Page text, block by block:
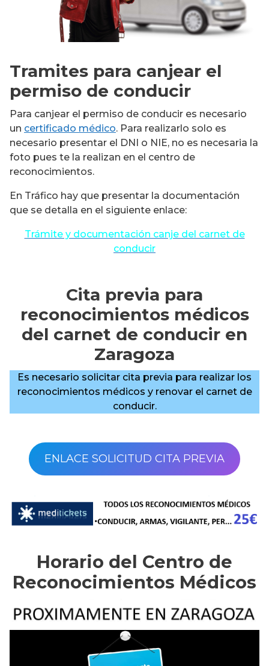
Tramites para canjear el
permiso de conducir
Para canjear el permiso de conducir es necesario
un certificado médico. Para realizarlo solo es
necesario presentar el DNI o NIE, no es necesaria la
foto pues te la realizan en el centro de
reconocimientos.
En Tráfico hay que presentar la documentación
que se detalla en el siguiente enlace:
Trámite y documentación canje del carnet de
conducir
Cita previa para
reconocimientos médicos
del carnet de conducir en
Zaragoza
Es necesario solicitar cita previa para realizar los
reconocimientos médicos y renovar el carnet de
conducir.
ENLACE SOLICITUD CITA PREVIA
Horario del Centro de
Reconocimientos Médicos